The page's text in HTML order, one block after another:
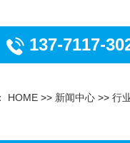
137-7117-
HOME >> 新闻中心 >> 行